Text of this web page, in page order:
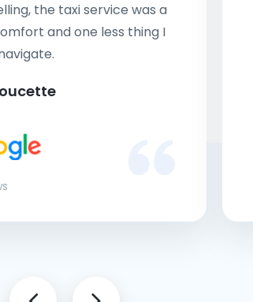
the taxi service was a
and one less thing I